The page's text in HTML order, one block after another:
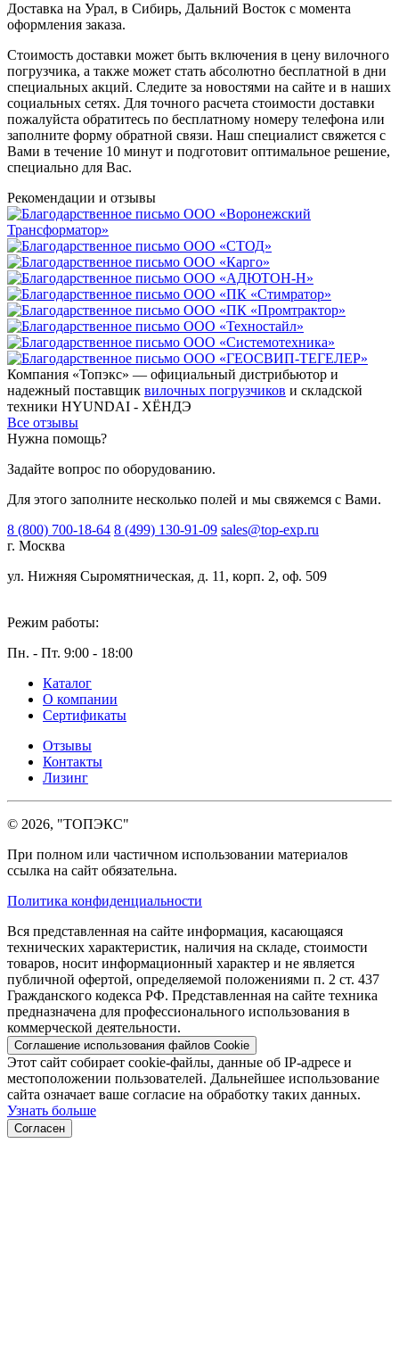
Доставка на Урал, в Сибирь, Дальний Восток с момента
оформления заказа.
Стоимость доставки может быть включения в цену вилочного
погрузчика, а также может стать абсолютно бесплатной в дни
специальных акций. Следите за новостями на сайте и в наших
социальных сетях. Для точного расчета стоимости доставки
пожалуйста обратитесь по бесплатному номеру телефона или
заполните форму обратной связи. Наш специалист свяжется с
Вами в течение 10 минут и подготовит оптимальное решение,
специально для Вас.
Рекомендации и отзывы
Компания «Топэкс» — официальный дистрибьютор и
надежный поставщик вилочных погрузчиков и складской
техники HYUNDAI - ХЁНДЭ
Все отзывы
Нужна помощь?
Задайте вопрос по оборудованию.
Для этого заполните несколько полей и мы свяжемся с Вами.
8 (800) 700-18-64 8 (499) 130-91-09 sales@top-exp.ru
г. Москва
ул. Нижняя Сыромятническая, д. 11, корп. 2, оф. 509
Режим работы:
Пн. - Пт. 9:00 - 18:00
Каталог
О компании
Сертификаты
Отзывы
Контакты
Лизинг
© 2026, "ТОПЭКС"
При полном или частичном использовании материалов
ссылка на сайт обязательна.
Политика конфиденциальности
Вся представленная на сайте информация, касающаяся
технических характеристик, наличия на складе, стоимости
товаров, носит информационный характер и не является
публичной офертой, определяемой положениями п. 2 ст. 437
Гражданского кодекса РФ. Представленная на сайте техника
предназначена для профессионального использования в
коммерческой деятельности.
Соглашение использования файлов Cookie
Этот сайт собирает cookie-файлы, данные об IP-адресе и
местоположении пользователей. Дальнейшее использование
сайта означает ваше согласие на обработку таких данных.
Узнать больше
Согласен